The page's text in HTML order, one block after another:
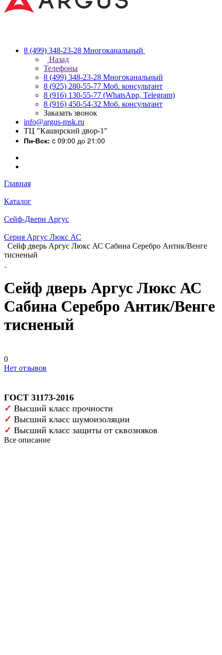
8 (499) 348-23-28 Многоканальный
Назад
Телефоны
8 (499) 348-23-28 Многоканальный
8 (925) 280-55-77 Моб. консультант
8 (916) 130-55-77 (WhatsApp, Telegram)
8 (916) 450-54-32 Моб. консультант
Заказать звонок
info@argus-msk.ru
ТЦ "Каширский двор-1"
Пн-Вск: c 09:00 до 21:00
Главная
Каталог
Сейф-Двери Аргус
Серия Аргус Люкс АС
Сейф дверь Аргус Люкс АС Сабина Серебро Антик/Венге
тисненый
Сейф дверь Аргус Люкс АС
Сабина Серебро Антик/Венге
тисненый
0
Нет отзывов
ГОСТ 31173-2016
✓ Высший класс прочности
✓ Высший класс шумоизоляции
✓ Высший класс защиты от сквозняков
Все описание